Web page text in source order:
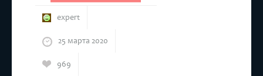
expert
25 марта 2020
969